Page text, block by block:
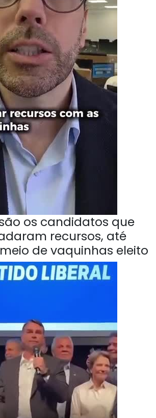
os candidatos que
recursos, até
de vaquinhas eleito